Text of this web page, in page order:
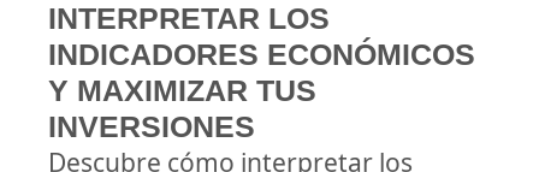
INTERPRETAR LOS
INDICADORES ECONÓMICOS
Y MAXIMIZAR TUS
INVERSIONES
Descubre cómo interpretar los